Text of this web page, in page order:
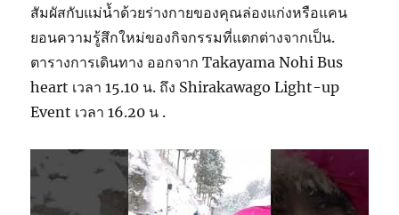
สัมผัสกับแม่น้ำด้วยร่างกายของคุณล่องแก่งหรือแคน
ยอนความรู้สึกใหม่ของกิจกรรมที่แตกต่างจากเป็น.
ตารางการเดินทาง ออกจาก Takayama Nohi Bus
heart เวลา 15.10 น. ถึง Shirakawago Light-up
Event เวลา 16.20 น .